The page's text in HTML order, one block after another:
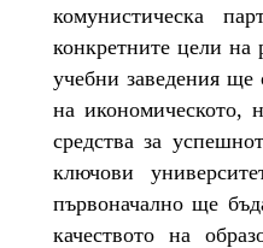
комунистическа
конкретните цели на
учебни заведения ще
на икономическото,
средства за
ключови
първоначално ще
качеството на